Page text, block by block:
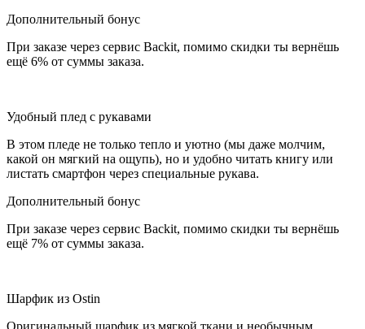
Дополнительный бонус
При заказе через сервис Backit, помимо скидки ты вернёшь
ещё 6% от суммы заказа.
Удобный плед с рукавами
В этом пледе не только тепло и уютно (мы даже молчим,
какой он мягкий на ощупь), но и удобно читать книгу или
листать смартфон через специальные рукава.
Дополнительный бонус
При заказе через сервис Backit, помимо скидки ты вернёшь
ещё 7% от суммы заказа.
Шарфик из Ostin